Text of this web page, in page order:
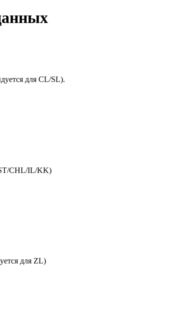
для CL/SL).
CHL/IL/KK)
для ZL)